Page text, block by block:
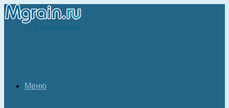
Меню